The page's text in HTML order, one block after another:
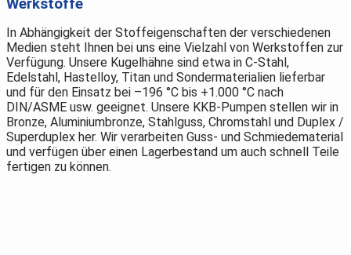
Werkstoffe
In Abhängigkeit der Stoffeigenschaften der verschiedenen
Medien steht Ihnen bei uns eine Vielzahl von Werkstoffen zur
Verfügung. Unsere Kugelhähne sind etwa in C-Stahl,
Edelstahl, Hastelloy, Titan und Sondermaterialien lieferbar
und für den Einsatz bei –196 °C bis +1.000 °C nach
DIN/ASME usw. geeignet. Unsere KKB-Pumpen stellen wir in
Bronze, Aluminiumbronze, Stahlguss, Chromstahl und Duplex /
Superduplex her. Wir verarbeiten Guss- und Schmiedematerial
und verfügen über einen Lagerbestand um auch schnell Teile
fertigen zu können.